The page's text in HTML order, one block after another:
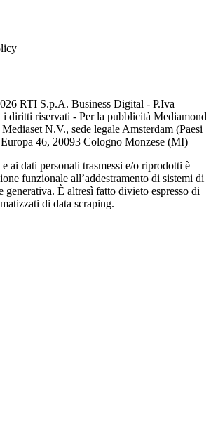
RTI S.p.A. Business Digital - P.Iva
diritti riservati - Per la pubblicità Mediamond
N.V., sede legale Amsterdam (Paesi
46, 20093 Cologno Monzese (MI)
ai dati personali trasmessi e/o riprodotti è
funzionale all’addestramento di sistemi di
È altresì fatto divieto espresso di
di data scraping.